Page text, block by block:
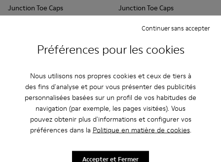
Préférences pour les cookies
Nous utilisons nos propres cookies et ceux de tiers à
des fins d'analyse et pour vous présenter des publicités
personnalisées basées sur un profil de vos habitudes de
navigation (par exemple, les pages visitées). Vous
pouvez obtenir plus d'informations et configurer vos
préférences dans la Politique en matière de cookies.
Continuer sans accepter
Accepter et Fermer
Junction Toe Caps
20 €
Junction Toe Caps
20 €